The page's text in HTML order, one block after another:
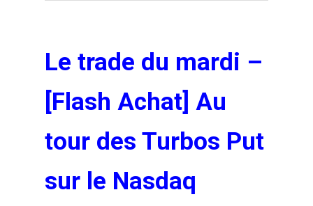
Le trade du mardi –
[Flash Achat] Au
tour des Turbos Put
sur le Nasdaq